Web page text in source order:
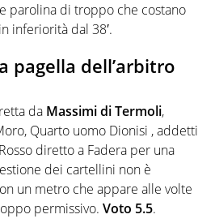
parolina di troppo che costano
inferiorità dal 38′.
pagella dell’arbitro
da MassimidiTermoli,
Quarto uomo Dionisi , addetti
diretto a Fadera per una
dei cartellini non è
un metro che appare alle volte
permissivo. Voto 5.5.